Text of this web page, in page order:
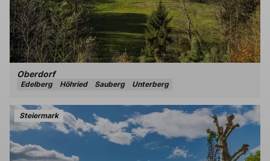
Oberdorf
Edelberg Höhried Sauberg Unterberg
Steiermark